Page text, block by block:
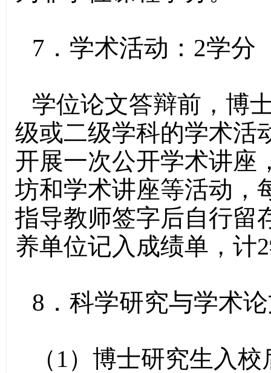
7．学术活动：2学分
学位论文答辩前，博
级或二级学科的学术活
开展一次公开学术讲座
坊和学术讲座等活动，
指导教师签字后自行留
养单位记入成绩单，计
8．科学研究与学术
（1）博士研究生入